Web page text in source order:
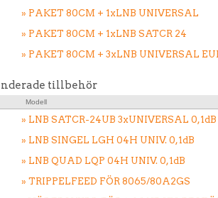
» PAKET 80CM + 1xLNB UNIVERSAL
» PAKET 80CM + 1xLNB SATCR 24
» PAKET 80CM + 3xLNB UNIVERSAL
tillbehör
Modell
» LNB SATCR-24UB 3xUNIVERSAL 0,1dB
» LNB SINGEL LGH 04H UNIV. 0,1dB
» LNB QUAD LQP 04H UNIV. 0,1dB
» TRIPPELFEED FÖR 8065/80A2GS